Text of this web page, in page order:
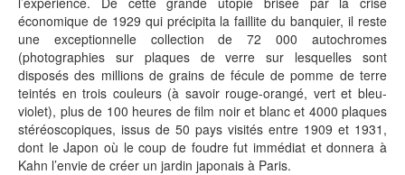
économique de 1929 qui précipita la faillite du banquier, il reste
une exceptionnelle collection de 72 000 autochromes
(photographies sur plaques de verre sur lesquelles sont
disposés des millions de grains de fécule de pomme de terre
teintés en trois couleurs (à savoir rouge-orangé, vert et bleu-
violet), plus de 100 heures de film noir et blanc et 4000 plaques
stéréoscopiques, issus de 50 pays visités entre 1909 et 1931,
dont le Japon où le coup de foudre fut immédiat et donnera à
Kahn l’envie de créer un jardin japonais à Paris.